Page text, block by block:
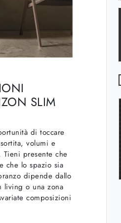
SLIM
di toccare
volumi e
presente che
che lo spazio sia
dipende dallo
living o una zona
composizioni